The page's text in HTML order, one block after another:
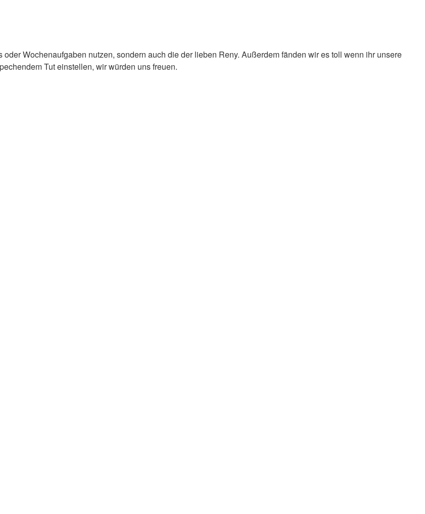
Wochenaufgaben nutzen, sondern auch die der lieben Reny. Außerdem fänden wir es toll wenn ihr unsere
Tut einstellen, wir würden uns freuen.